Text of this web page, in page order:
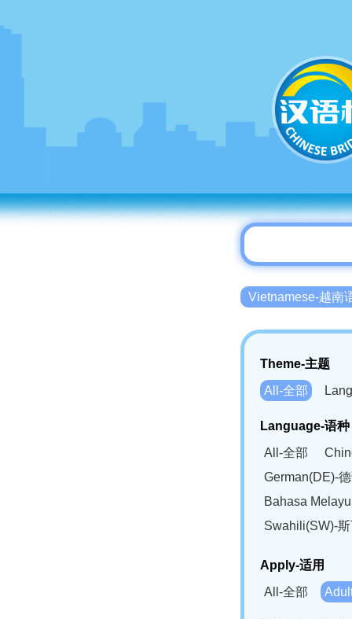
Vietnamese-越南
Theme-主题
All-全部
Language-语种
All-全部
German(DE)-
Bahasa
Swahili(SW)-
Apply-适用
All-全部